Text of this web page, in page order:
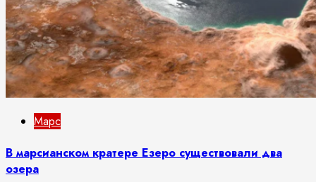
Марс
В марсианском кратере Езеро существовали два
озера